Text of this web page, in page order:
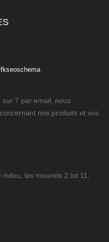
sur 7 par email, nous
nos produits et vos
les mourets 2 lot 11,